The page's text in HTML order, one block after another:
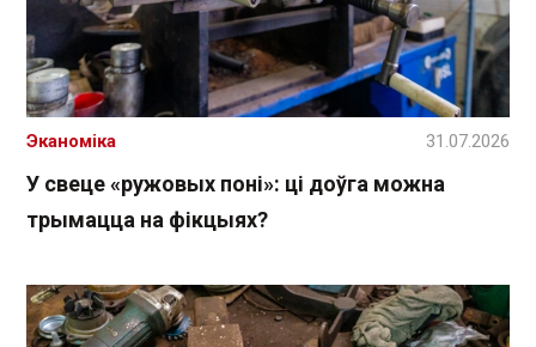
У свеце «ружовых поні»: ці доўга можна
трымацца на фікцыях?
Эканоміка 31.07.2026